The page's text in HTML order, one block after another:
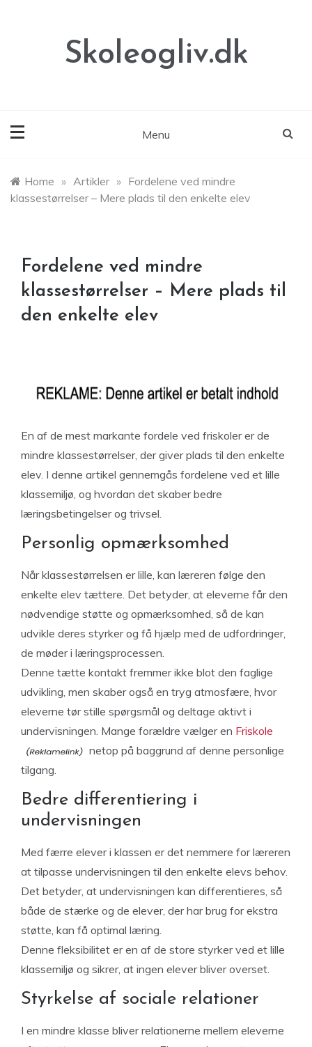
Skoleogliv.dk
Menu
Home » Artikler » Fordelene ved mindre
klassestørrelser – Mere plads til den enkelte elev
Fordelene ved mindre
klassestørrelser – Mere plads til
den enkelte elev
En af de mest markante fordele ved friskoler er de
mindre klassestørrelser, der giver plads til den enkelte
elev. I denne artikel gennemgås fordelene ved et lille
klassemiljø, og hvordan det skaber bedre
læringsbetingelser og trivsel.
Personlig opmærksomhed
Når klassestørrelsen er lille, kan læreren følge den
enkelte elev tættere. Det betyder, at eleverne får den
nødvendige støtte og opmærksomhed, så de kan
udvikle deres styrker og få hjælp med de udfordringer,
de møder i læringsprocessen.
Denne tætte kontakt fremmer ikke blot den faglige
udvikling, men skaber også en tryg atmosfære, hvor
eleverne tør stille spørgsmål og deltage aktivt i
undervisningen. Mange forældre vælger en Friskole
netop på baggrund af denne personlige
tilgang.
Bedre differentiering i
undervisningen
Med færre elever i klassen er det nemmere for læreren
at tilpasse undervisningen til den enkelte elevs behov.
Det betyder, at undervisningen kan differentieres, så
både de stærke og de elever, der har brug for ekstra
støtte, kan få optimal læring.
Denne fleksibilitet er en af de store styrker ved et lille
klassemiljø og sikrer, at ingen elever bliver overset.
Styrkelse af sociale relationer
I en mindre klasse bliver relationerne mellem eleverne